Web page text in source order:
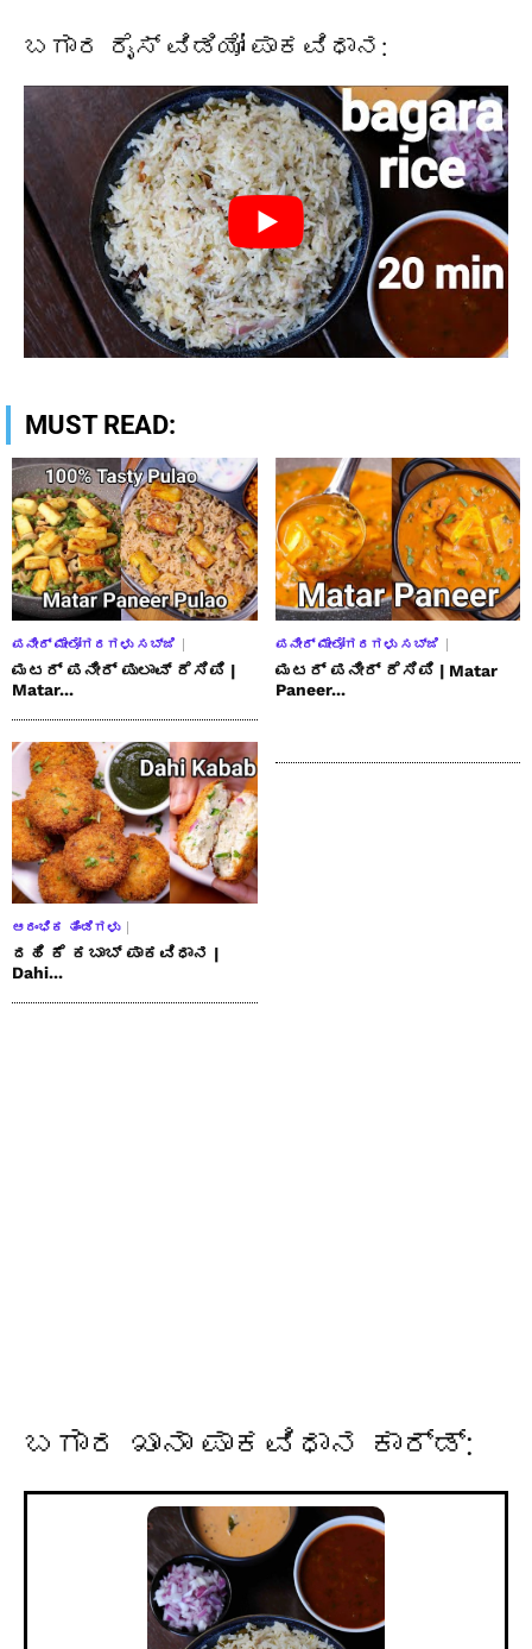
ಬಗಾರ ರೈಸ್ ವಿಡಿಯೋ ಪಾಕವಿಧಾನ:
MUST READ:
ಪನೀರ್ ಮೇಲೋಗರಗಳು ಸಬ್ಜಿ
ಮಟರ್ ಪನೀರ್ ಪುಲಾವ್ ರೆಸಿಪಿ |
Matar...
ಪನೀರ್ ಮೇಲೋಗರಗಳು ಸಬ್ಜಿ
ಮಟರ್ ಪನೀರ್ ರೆಸಿಪಿ | Matar
Paneer...
ಆರಂಭಿಕ ತಿಂಡಿಗಳು
ದಹಿ ಕೆ ಕಬಾಬ್ ಪಾಕವಿಧಾನ |
Dahi...
ಬಗಾರ ಖಾನಾ ಪಾಕವಿಧಾನ ಕಾರ್ಡ್: